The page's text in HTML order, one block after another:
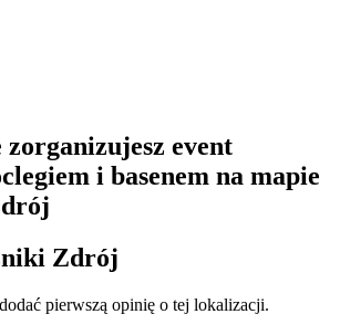
zorganizujesz event
i basenem na mapie
Zdrój
pierwszą opinię o tej lokalizacji.